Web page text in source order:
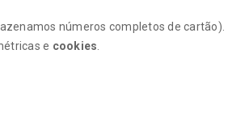
números completos de cartão).
e cookies